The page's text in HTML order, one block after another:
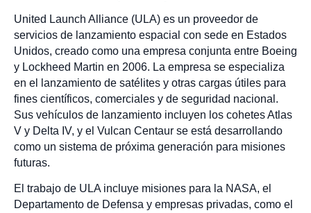
United Launch Alliance (ULA) es un proveedor de
servicios de lanzamiento espacial con sede en Estados
Unidos, creado como una empresa conjunta entre Boeing
y Lockheed Martin en 2006. La empresa se especializa
en el lanzamiento de satélites y otras cargas útiles para
fines científicos, comerciales y de seguridad nacional.
Sus vehículos de lanzamiento incluyen los cohetes Atlas
V y Delta IV, y el Vulcan Centaur se está desarrollando
como un sistema de próxima generación para misiones
futuras.
El trabajo de ULA incluye misiones para la NASA, el
Departamento de Defensa y empresas privadas, como el